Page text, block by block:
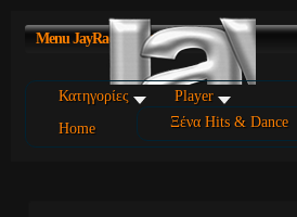
Ξένα Hits & Dance
MenuJayRadio Portal
Κατηγορίες
Player
Home